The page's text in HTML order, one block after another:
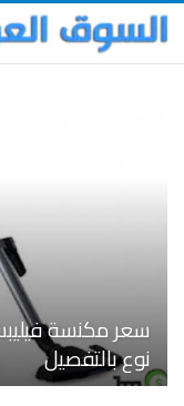
سعر مكنسة
نوع بالتفصيل